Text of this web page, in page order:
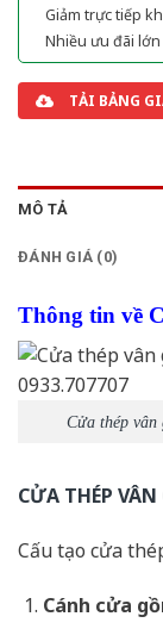
Giảm trực tiếp
Nhiều ưu đãi
TẢI BẢNG
MÔ TẢ
ĐÁNH GIÁ (0)
Thông tin về
Cửa thép vân
CỬA THÉP VÂN
Cấu tạo cửa
Cánh cửa